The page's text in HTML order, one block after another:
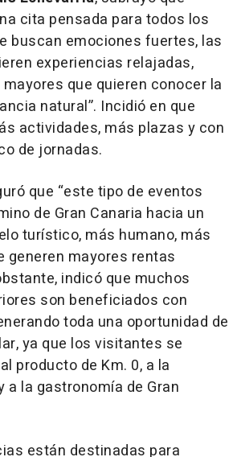
cita pensada para todos los
buscan emociones fuertes, las
experiencias relajadas,
que quieren conocer la
natural”. Incidió en que
actividades, más plazas y con
de jornadas.
que “este tipo de eventos
de Gran Canaria hacia un
turístico, más humano, más
generen mayores rentas
indicó que muchos
son beneficiados con
toda una oportunidad de
ya que los visitantes se
producto de Km. 0, a la
a la gastronomía de Gran
están destinadas para